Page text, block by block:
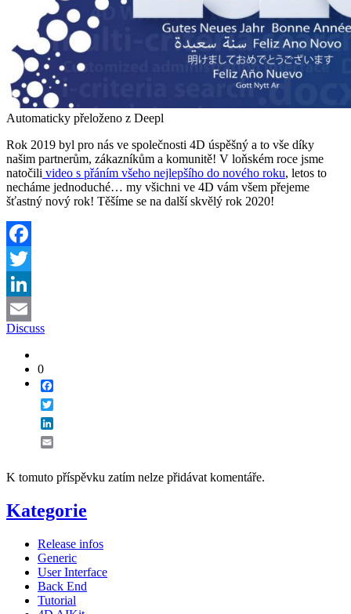
Automaticky přeloženo z Deepl
Rok 2019 byl pro nás ve společnosti 4D úspěšný a to vše díky
našim partnerům, zákazníkům a komunitě! V loňském roce jsme
natočili video s přáním všeho nejlepšího do nového roku, letos to
necháme jednoduché… my všichni ve 4D vám všem přejeme
šťastný nový rok! Těšíme se na další skvělý rok 2020!
Facebook
Twitter
LinkedIn
Email
Discuss
0
K tomuto příspěvku zatím nelze přidávat komentáře.
Kategorie
Release infos
Generic
User Interface
Back End
Tutorial